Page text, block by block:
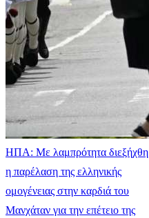
ΗΠΑ: Με λαμπρότητα διεξήχθη
η παρέλαση της ελληνικής
ομογένειας στην καρδιά του
Μανχάταν για την επέτειο της